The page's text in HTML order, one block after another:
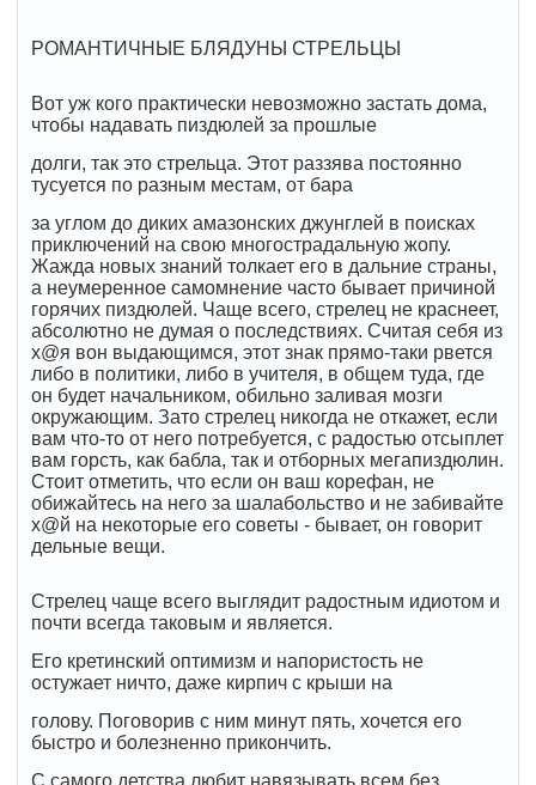
РОМАНТИЧНЫЕ БЛЯДУНЫ СТРЕЛЬЦЫ
Вот уж кого практически невозможно застать дома,
чтобы надавать пиздюлей за прошлые
долги, так это стрельца. Этот раззява постоянно
тусуется по разным местам, от бара
за углом до диких амазонских джунглей в поисках
приключений на свою многострадальную жопу.
Жажда новых знаний толкает его в дальние страны,
а неумеренное самомнение часто бывает причиной
горячих пиздюлей. Чаще всего, стрелец не краснеет,
абсолютно не думая о последствиях. Считая себя из
х@я вон выдающимся, этот знак прямо-таки рвется
либо в политики, либо в учителя, в общем туда, где
он будет начальником, обильно заливая мозги
окружающим. Зато стрелец никогда не откажет, если
вам что-то от него потребуется, с радостью отсыплет
вам горсть, как бабла, так и отборных мегапиздюлин.
Стоит отметить, что если он ваш корефан, не
обижайтесь на него за шалабольство и не забивайте
х@й на некоторые его советы - бывает, он говорит
дельные вещи.
Стрелец чаще всего выглядит радостным идиотом и
почти всегда таковым и является.
Его кретинский оптимизм и напористость не
остужает ничто, даже кирпич с крыши на
голову. Поговорив с ним минут пять, хочется его
быстро и болезненно прикончить.